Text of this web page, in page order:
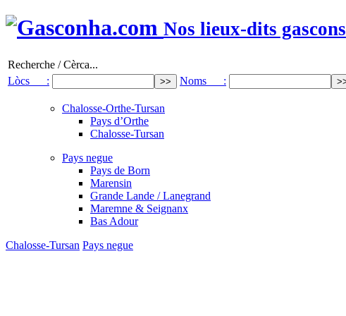
Nos lieux-dits gascons
Recherche / Cèrca...
Lòcs :
Noms :
Chalosse-Orthe-Tursan
Pays d’Orthe
Chalosse-Tursan
Pays negue
Pays de Born
Marensin
Grande Lande / Lanegrand
Maremne & Seignanx
Bas Adour
Chalosse-Tursan Pays negue